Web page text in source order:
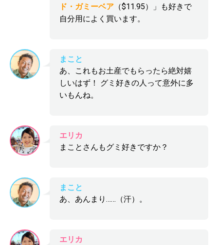
ド・ガミーベア （$11.95）」も好きで
自分用によく買います。
まこと
あ、これもお土産でもらったら絶対嬉
しいはず！ グミ好きの人って意外に多
いもんね。
エリカ
まことさんもグミ好きですか？
まこと
あ、あんまり……（汗）。
エリカ